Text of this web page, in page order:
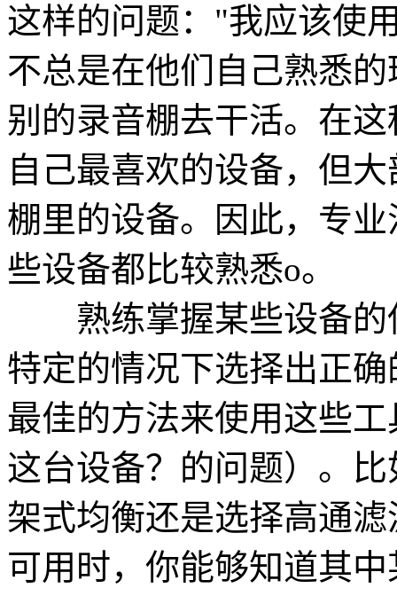
这样的问题："我应该使
不总是在他们自己熟悉
别的录音棚去干活。在
自己最喜欢的设备，但
棚里的设备。因此，专
些设备都比较熟悉o。
熟练掌握某些设备的
特定的情况下选择出正
最佳的方法来使用这些
这台设备？的问题）。
架式均衡还是选择高通
可用时，你能够知道其